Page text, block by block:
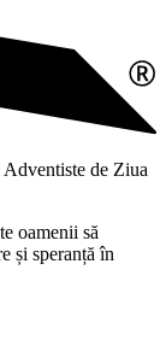
Adventiste de Ziua
oamenii să
și speranță în